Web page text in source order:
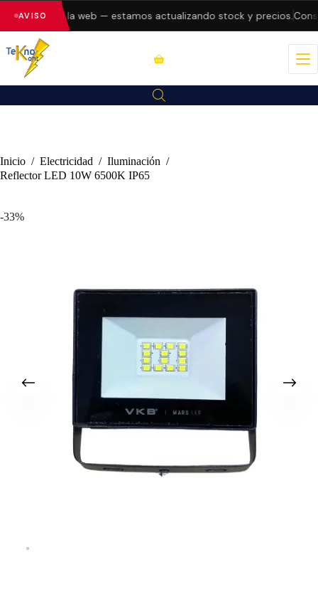
AVISO
errores en la web — estamos actualizando stock y precios.
Inicio / Electricidad / Iluminación /
Reflector LED 10W 6500K IP65
-33%